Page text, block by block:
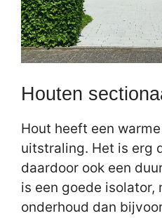
Houten
Hout heeft een
uitstraling. Het is erg
daardoor ook een
is een goede isolator,
onderhoud dan